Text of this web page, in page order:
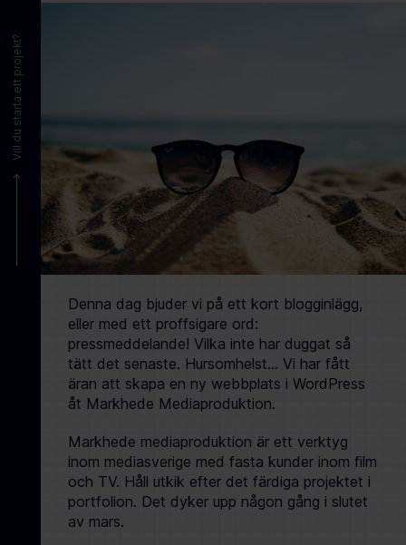
Vill du starta ett projekt?
Denna dag bjuder vi på ett kort blogginlägg,
eller med ett proffsigare ord:
pressmeddelande! Vilka inte har duggat så
tätt det senaste. Hursomhelst… Vi har fått
äran att skapa en ny webbplats i WordPress
åt Markhede Mediaproduktion.
Markhede mediaproduktion är ett verktyg
inom mediasverige med fasta kunder inom film
och TV. Håll utkik efter det färdiga projektet i
portfolion. Det dyker upp någon gång i slutet
av mars.